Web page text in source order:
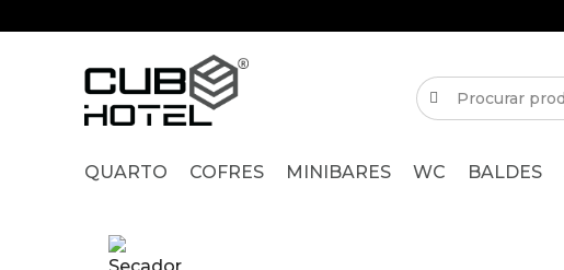
QUARTO COFRES MINIBARES WC BALDES